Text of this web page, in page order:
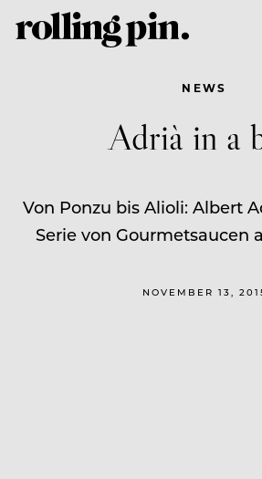
NEWS
Adrià in a
Von Ponzu bis Alioli: Albert
Serie von Gourmetsaucen
NOVEMBER 13,